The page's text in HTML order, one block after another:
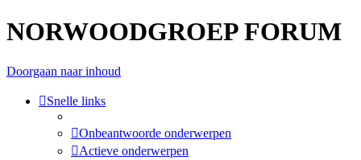
NORWOODGROEP FORUM
Doorgaan naar inhoud
Snelle links
Onbeantwoorde onderwerpen
Actieve onderwerpen